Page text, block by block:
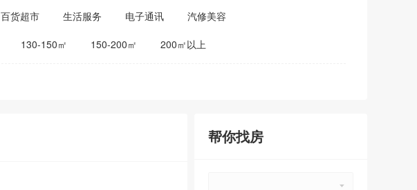
百货超市 生活服务 电子通讯
汽修美容
130-150㎡ 150-200㎡ 200㎡以上
帮你找房